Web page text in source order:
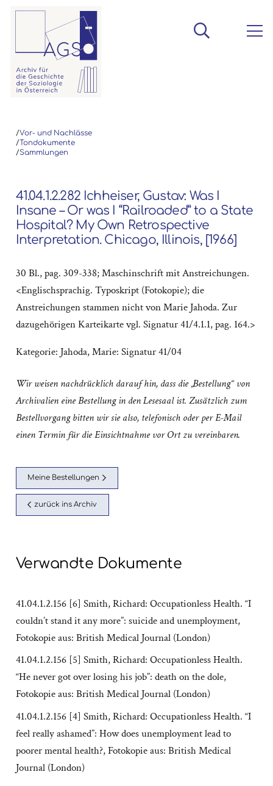
/Vor- und Nachlässe
/Tondokumente
/Sammlungen
41.04.1.2.282 Ichheiser, Gustav: Was I
Insane – Or was I “Railroaded” to a State
Hospital? My Own Retrospective
Interpretation. Chicago, Illinois, [1966]
30 Bl., pag. 309-338; Maschinschrift mit Anstreichungen.
<Englischsprachig. Typoskript (Fotokopie); die
Anstreichungen stammen nicht von Marie Jahoda. Zur
dazugehörigen Karteikarte vgl. Signatur 41/4.1.1, pag. 164.>
Kategorie: Jahoda, Marie: Signatur 41/04
Wir weisen nachdrücklich darauf hin, dass die „Bestellung“ von
Archivalien eine Bestellung in den Lesesaal ist. Zusätzlich zum
Bestellvorgang bitten wir sie also, telefonisch oder per E-Mail
einen Termin für die Einsichtnahme vor Ort zu vereinbaren.
Meine Bestellungen
zurück ins Archiv
Verwandte Dokumente
41.04.1.2.156 [6] Smith, Richard: Occupationless Health. “I
couldn’t stand it any more”: suicide and unemployment,
Fotokopie aus: British Medical Journal (London)
41.04.1.2.156 [5] Smith, Richard: Occupationless Health.
“He never got over losing his job”: death on the dole,
Fotokopie aus: British Medical Journal (London)
41.04.1.2.156 [4] Smith, Richard: Occupationless Health. “I
feel really ashamed”: How does unemployment lead to
poorer mental health?, Fotokopie aus: British Medical
Journal (London)